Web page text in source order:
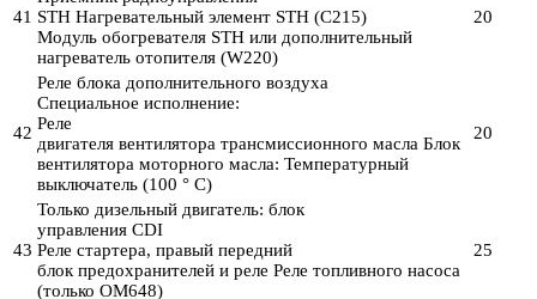
41 STH Нагревательный элемент STH (C215)
Модуль обогревателя STH или дополнительный
нагреватель отопителя (W220)
20
42
Реле блока дополнительного воздуха
Специальное исполнение:
Реле
двигателя вентилятора трансмиссионного масла Блок
вентилятора моторного масла: Температурный
выключатель (100 ° C)
20
43
Только дизельный двигатель: блок
управления CDI
Реле стартера, правый передний
блок предохранителей и реле Реле топливного насоса
(только OM648)
25